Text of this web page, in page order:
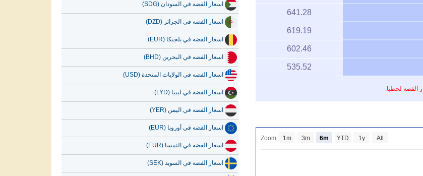
الفضة لحظيا.
641.28
619.19
602.46
535.52
Zoom 1m 3m 6m YTD 1y All
اسعار الفضه في السودان (SDG)
اسعار الفضه في الجزائر (DZD)
اسعار الفضه في بلجيكا (EUR)
اسعار الفضه في البحرين (BHD)
اسعار الفضه في الولايات المتحدة (USD)
اسعار الفضه في ليبيا (LYD)
اسعار الفضه في اليمن (YER)
اسعار الفضه في أوروبا (EUR)
اسعار الفضه في النمسا (EUR)
اسعار الفضه في السويد (SEK)